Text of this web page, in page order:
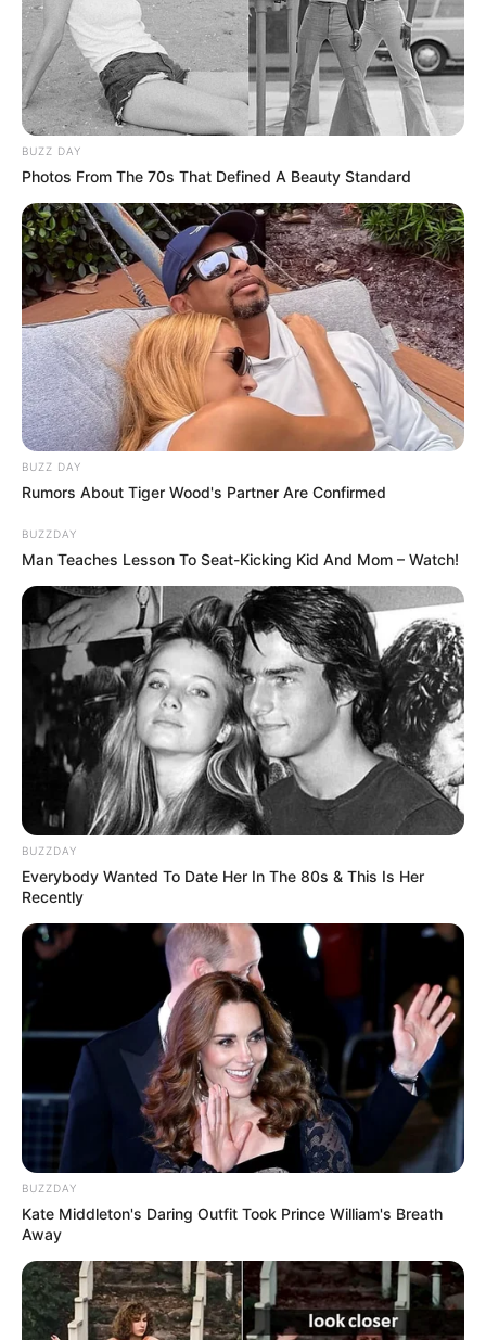
shqiptarët, kudo që ndodhen. /Sport Ekspres/
BUZZ DAY
Photos From The 70s That Defined A Beauty Standard
BUZZ DAY
Rumors About Tiger Wood's Partner Are Confirmed
BUZZDAY
Man Teaches Lesson To Seat-Kicking Kid And Mom – Watch!
BUZZDAY
Everybody Wanted To Date Her In The 80s & This Is Her
Recently
BUZZDAY
Kate Middleton's Daring Outfit Took Prince William's Breath
Away